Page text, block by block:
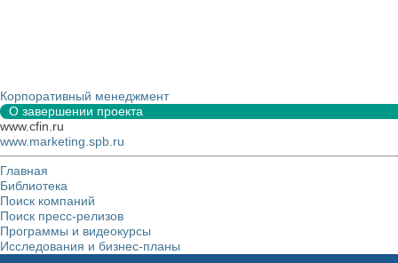
Корпоративный менеджмент
О завершении проекта
www.cfin.ru
www.marketing.spb.ru
Главная
Библиотека
Поиск компаний
Поиск пресс-релизов
Программы и видеокурсы
Исследования и бизнес-планы